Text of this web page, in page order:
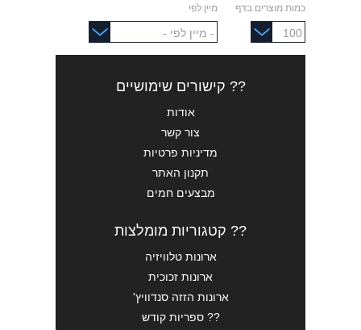
כמות מוצרים בדף מיין לפי
?? קישורים שימושיים
אודות
צור קשר
מדיניות פרטיות
תקנון האתר
מבצעים חמים
?? קטגוריות מומלצות
ארונות טלוויזיה
ארונות זכוכית
ארונות הזזה סנדוויץ'
?? ספריות קודש